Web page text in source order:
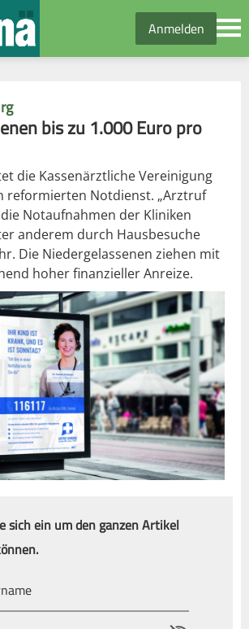
Anmelden
bis zu 1.000 Euro pro
die Kassenärztliche Vereinigung
reformierten Notdienst. „Arztruf
Notaufnahmen der Kliniken
anderem durch Hausbesuche
Die Niedergelassenen ziehen mit
hoher finanzieller Anreize.
sich ein um den ganzen Artikel